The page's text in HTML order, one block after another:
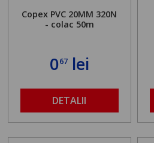
Copex PVC 20MM 320N
- colac 50m
067lei
DETALII